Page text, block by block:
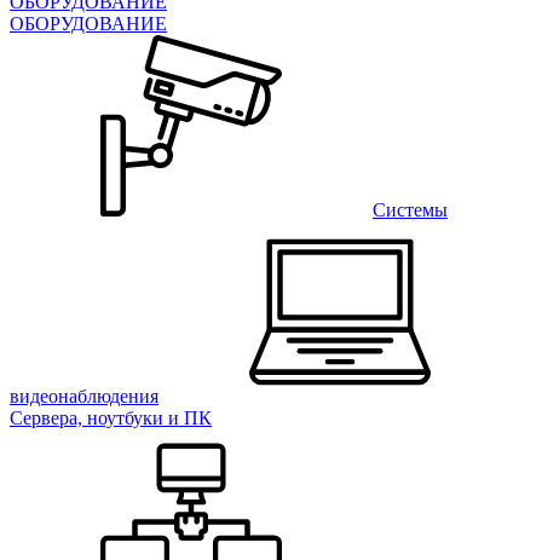
ОБОРУДОВАНИЕ
Системы
видеонаблюдения
Сервера, ноутбуки и ПК